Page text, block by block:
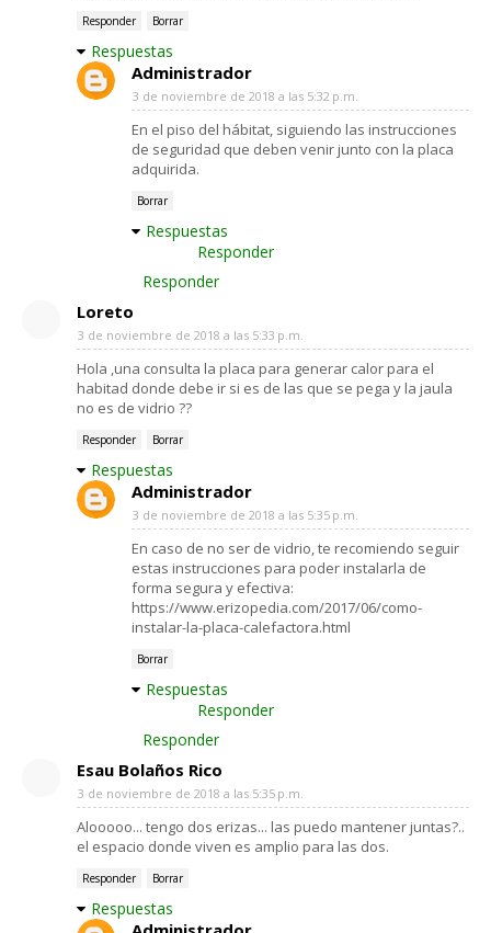
Responder Borrar
Respuestas
Administrador
3 de noviembre de 2018 a las 5:32 p.m.
En el piso del hábitat, siguiendo las instrucciones
de seguridad que deben venir junto con la placa
adquirida.
Borrar
Respuestas
Responder
Responder
Loreto
3 de noviembre de 2018 a las 5:33 p.m.
Hola ,una consulta la placa para generar calor para el
habitad donde debe ir si es de las que se pega y la jaula
no es de vidrio ??
Responder Borrar
Respuestas
Administrador
3 de noviembre de 2018 a las 5:35 p.m.
En caso de no ser de vidrio, te recomiendo seguir
estas instrucciones para poder instalarla de
forma segura y efectiva:
https://www.erizopedia.com/2017/06/como-
instalar-la-placa-calefactora.html
Borrar
Respuestas
Responder
Responder
Esau Bolaños Rico
3 de noviembre de 2018 a las 5:35 p.m.
Alooooo... tengo dos erizas... las puedo mantener juntas?..
el espacio donde viven es amplio para las dos.
Responder Borrar
Respuestas